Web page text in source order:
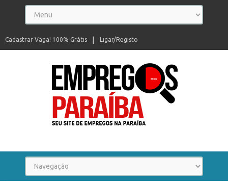
Ligar/Registo
Cadastrar Vaga! 100% Grátis